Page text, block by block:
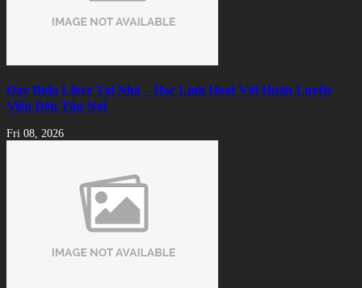
Dạy Bida Libre Tại Nhà – Học Linh Hoạt Với Huấn Luyện
Viên Đến Tận Nơi
Fri 08, 2026